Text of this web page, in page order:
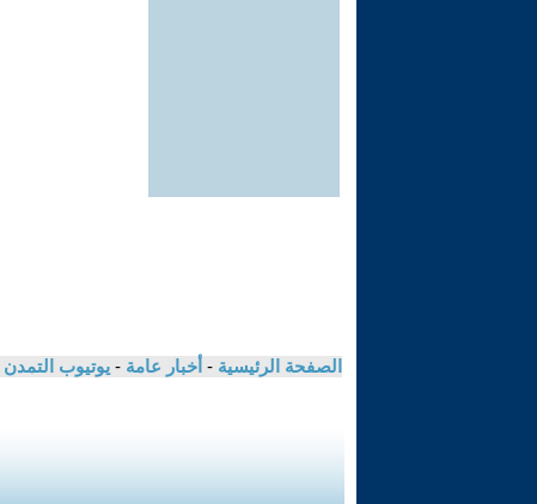
الصفحة الرئيسية - أخبار عامة - يوتيوب التمدن